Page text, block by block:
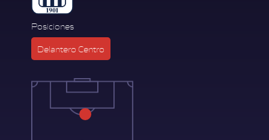
Posiciones
Delantero Centro